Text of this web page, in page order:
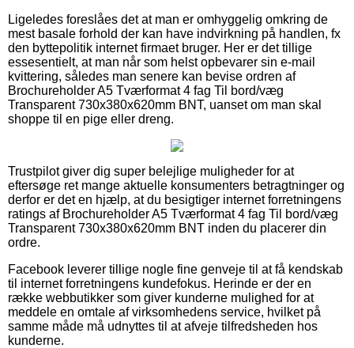
Ligeledes foreslåes det at man er omhyggelig omkring de
mest basale forhold der kan have indvirkning på handlen, fx
den byttepolitik internet firmaet bruger. Her er det tillige
essesentielt, at man når som helst opbevarer sin e-mail
kvittering, således man senere kan bevise ordren af
Brochureholder A5 Tværformat 4 fag Til bord/væg
Transparent 730x380x620mm BNT, uanset om man skal
shoppe til en pige eller dreng.
Trustpilot giver dig super belejlige muligheder for at
eftersøge ret mange aktuelle konsumenters betragtninger og
derfor er det en hjælp, at du besigtiger internet forretningens
ratings af Brochureholder A5 Tværformat 4 fag Til bord/væg
Transparent 730x380x620mm BNT inden du placerer din
ordre.
Facebook leverer tillige nogle fine genveje til at få kendskab
til internet forretningens kundefokus. Herinde er der en
række webbutikker som giver kunderne mulighed for at
meddele en omtale af virksomhedens service, hvilket på
samme måde må udnyttes til at afveje tilfredsheden hos
kunderne.